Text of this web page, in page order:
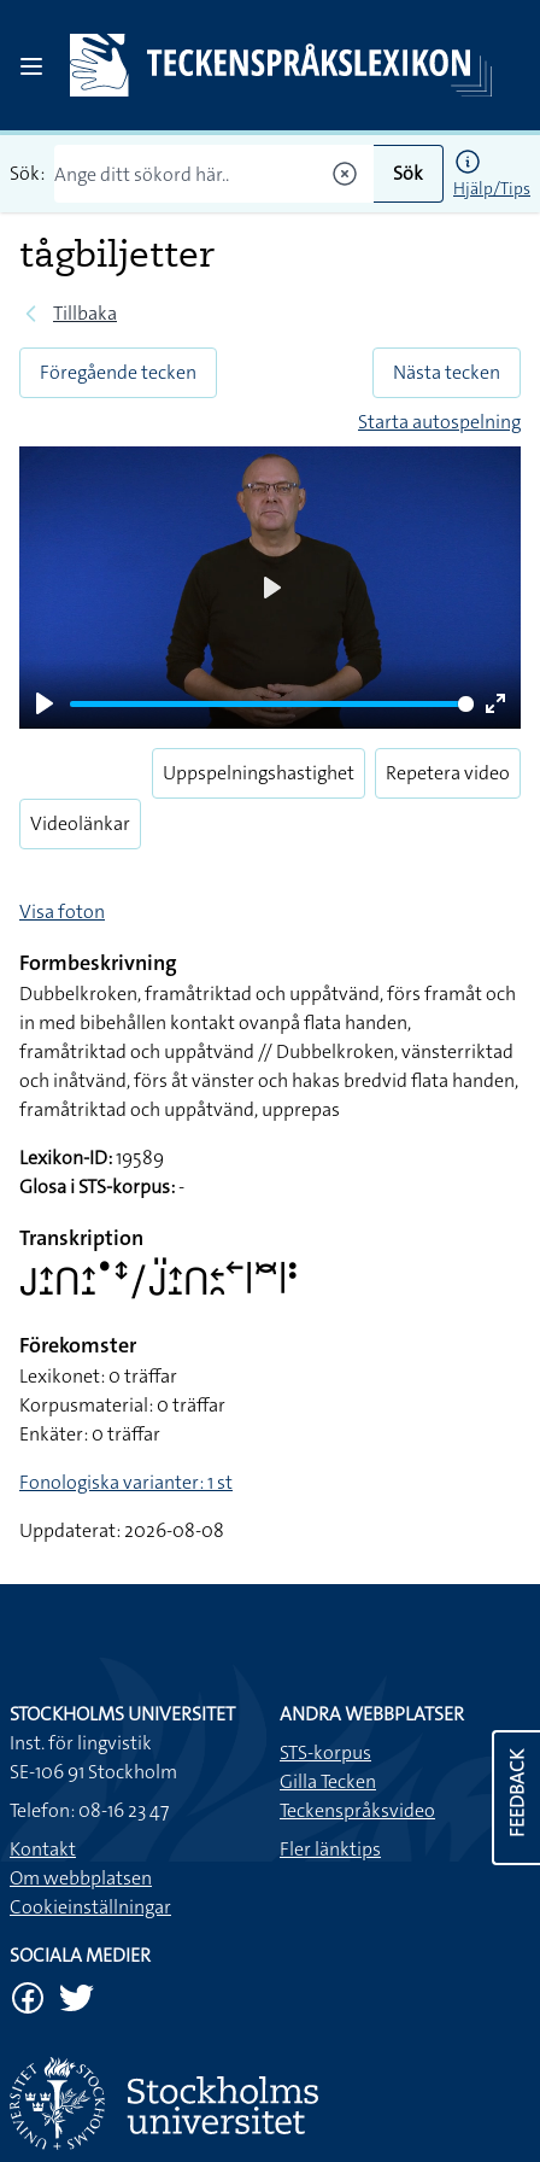
Sök: Sök
Hjälp/Tips
tågbiljetter
Tillbaka
Föregående tecken
Nästa tecken
Starta autospelning
Play
Enter
Videolänkar
Uppspelningshastighet Repetera video
Visa foton
Formbeskrivning
Dubbelkroken, framåtriktad och uppåtvänd, förs framåt och
in med bibehållen kontakt ovanpå flata handen,
framåtriktad och uppåtvänd // Dubbelkroken, vänsterriktad
och inåtvänd, förs åt vänster och hakas bredvid flata handen,
framåtriktad och uppåtvänd, upprepas
Lexikon-ID:19589
Glosa i STS-korpus:-
Transkription
􌤢􌤴􌤸􌤽􌤴􌤸􌤟􌥥􌥠􌤢􌤺􌤴􌤸􌤽􌥓􌥘􌥢􌥼􌥫􌥼􌥻
Förekomster
Lexikonet: 0 träffar
Korpusmaterial: 0 träffar
Enkäter: 0 träffar
Fonologiska varianter: 1 st
Uppdaterat: 2026-08-08
FEEDBACK
STOCKHOLMS UNIVERSITET
Inst. för lingvistik
SE-106 91 Stockholm
Telefon: 08-16 23 47
Kontakt
Om webbplatsen
Cookieinställningar
ANDRA WEBBPLATSER
STS-korpus
Gilla Tecken
Teckenspråksvideo
Fler länktips
SOCIALA MEDIER